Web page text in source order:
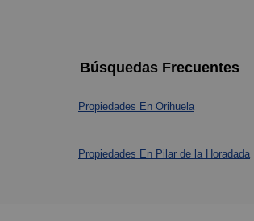
Búsquedas Frecuentes
Propiedades En Orihuela
Propiedades En Pilar de la Horadada